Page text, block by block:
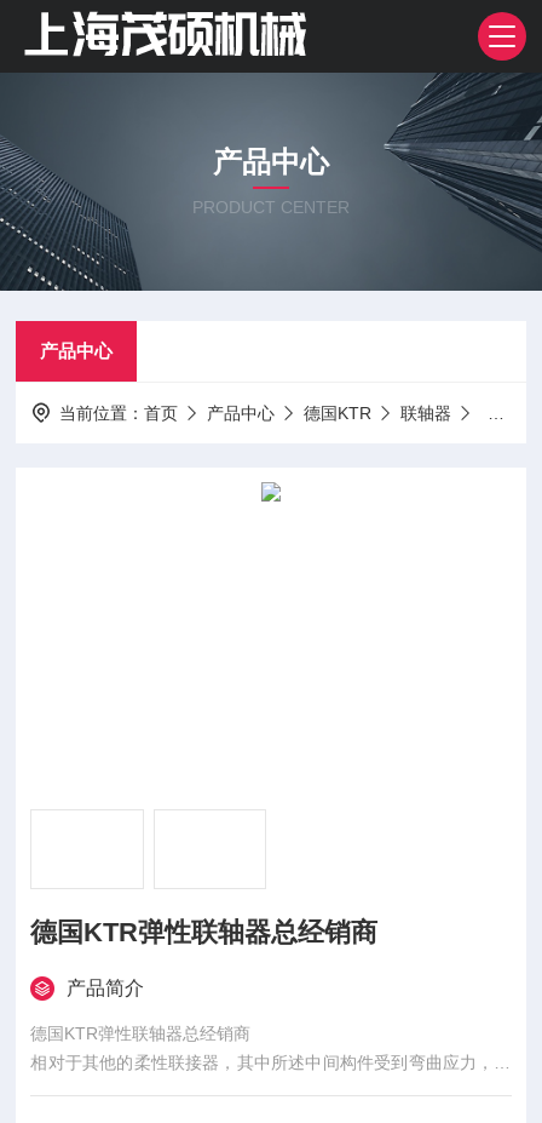
产品中心
PRODUCT CENTER
产品中心
当前位置：首页 产品中心 德国KTR 联轴器
德国KTR弹性联轴器总经销商
产品简介
德国KTR弹性联轴器总经销商
相对于其他的柔性联接器，其中所述中间构件受到弯曲应力，因
此容易产生磨损更早，ROTEX的柔性齿联轴器只受压力。这给